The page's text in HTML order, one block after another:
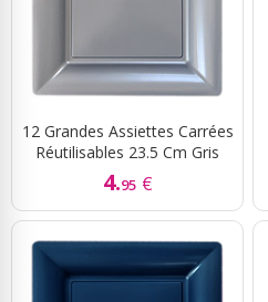
12 Grandes Assiettes Carrées
Réutilisables 23.5 Cm Gris
4.95 €